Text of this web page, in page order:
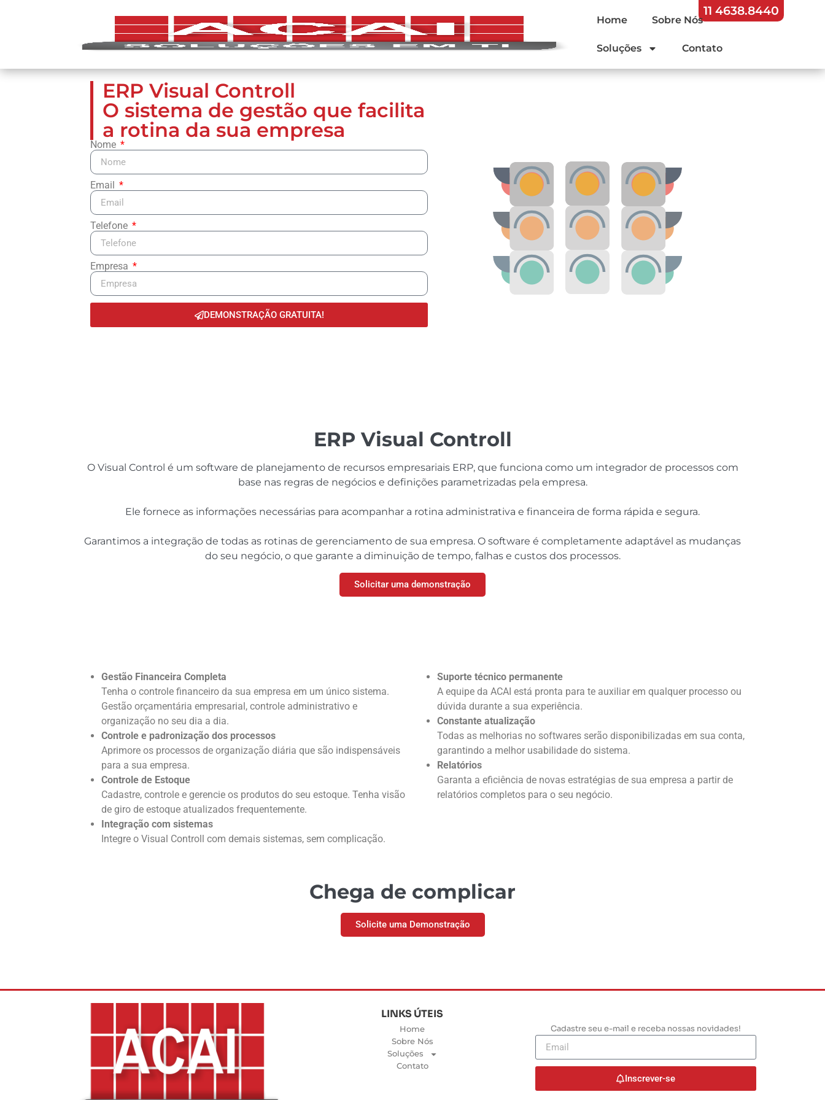
Home Sobre Nós
Soluções Contato
11 4638.8440
ERP Visual Controll
O sistema de gestão que facilita
a rotina da sua empresa
Nome
Email
Telefone
Empresa
DEMONSTRAÇÃO GRATUITA!
ERP Visual Controll
O Visual Control é um software de planejamento de recursos empresariais ERP, que funciona como um integrador de processos com
base nas regras de negócios e definições parametrizadas pela empresa.
Ele fornece as informações necessárias para acompanhar a rotina administrativa e financeira de forma rápida e segura.
Garantimos a integração de todas as rotinas de gerenciamento de sua empresa. O software é completamente adaptável as mudanças
do seu negócio, o que garante a diminuição de tempo, falhas e custos dos processos.
Solicitar uma demonstração
Gestão Financeira Completa
Tenha o controle financeiro da sua empresa em um único sistema.
Gestão orçamentária empresarial, controle administrativo e
organização no seu dia a dia.
Controle e padronização dos processos
Aprimore os processos de organização diária que são indispensáveis
para a sua empresa.
Controle de Estoque
Cadastre, controle e gerencie os produtos do seu estoque. Tenha visão
de giro de estoque atualizados frequentemente.
Integração com sistemas
Integre o Visual Controll com demais sistemas, sem complicação.
Suporte técnico permanente
A equipe da ACAI está pronta para te auxiliar em qualquer processo ou
dúvida durante a sua experiência.
Constante atualização
Todas as melhorias no softwares serão disponibilizadas em sua conta,
garantindo a melhor usabilidade do sistema.
Relatórios
Garanta a eficiência de novas estratégias de sua empresa a partir de
relatórios completos para o seu negócio.
Chega de complicar
Solicite uma Demonstração
LINKS ÚTEIS
Home
Sobre Nós
Soluções
Contato
Cadastre seu e-mail e receba nossas novidades!
Inscrever-se